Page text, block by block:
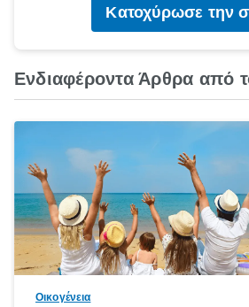
Κατοχύρωσε την
Ενδιαφέροντα Άρθρα από
Οικογένεια